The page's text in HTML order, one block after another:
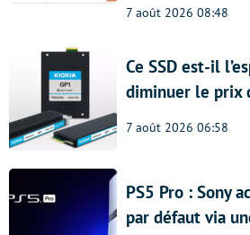
7 août 2026 08:48
Ce SSD est-il
diminuer le prix
7 août 2026 06:58
PS5 Pro : Sony
par défaut via